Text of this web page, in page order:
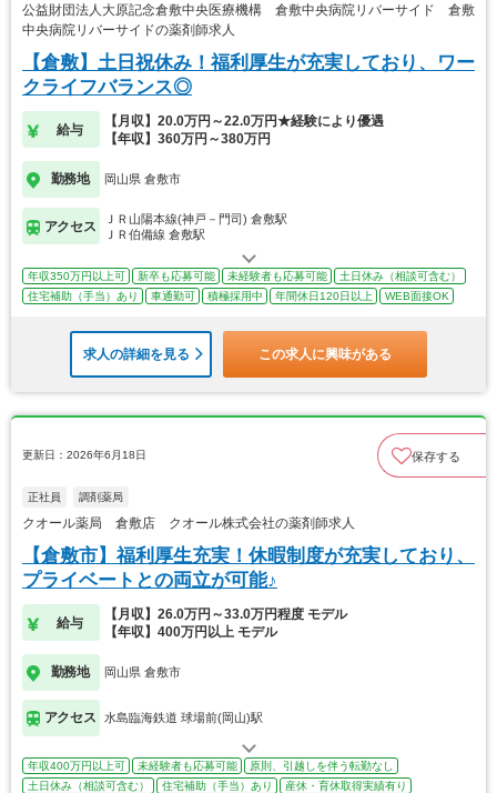
公益財団法人大原記念倉敷中央医療機構 倉敷中央病院リバーサイド 倉敷
中央病院リバーサイドの薬剤師求人
【倉敷】土日祝休み！福利厚生が充実しており、ワー
クライフバランス◎
給与
【月収】20.0万円～22.0万円★経験により優遇
【年収】360万円～380万円
勤務地 岡山県 倉敷市
アクセス
ＪＲ山陽本線(神戸－門司) 倉敷駅
ＪＲ伯備線 倉敷駅
年収350万円以上可 新卒も応募可能 未経験者も応募可能
土日休み（相談可含む）
住宅補助（手当）あり
車通勤可 積極採用中 年間休日120日以上 WEB面接OK
求人の詳細を見る この求人に興味がある
更新日：2026年6月18日 保存する
正社員 調剤薬局
クオール薬局 倉敷店 クオール株式会社の薬剤師求人
【倉敷市】福利厚生充実！休暇制度が充実しており、
プライベートとの両立が可能♪
給与
【月収】26.0万円～33.0万円程度 モデル
【年収】400万円以上 モデル
勤務地 岡山県 倉敷市
アクセス 水島臨海鉄道 球場前(岡山)駅
年収400万円以上可 未経験者も応募可能
原則、引越しを伴う転勤なし
土日休み（相談可含む）
住宅補助（手当）あり
産休・育休取得実績有り